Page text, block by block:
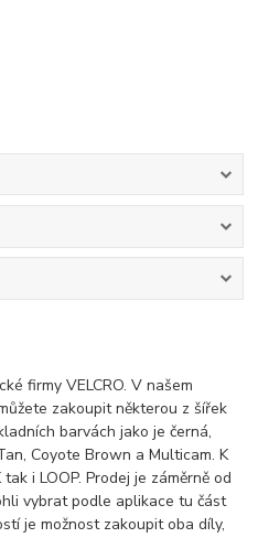
firmy VELCRO. V našem
zakoupit některou z šířek
barvách jako je černá,
Coyote Brown a Multicam. K
i LOOP. Prodej je záměrně od
vybrat podle aplikace tu část
je možnost zakoupit oba díly,